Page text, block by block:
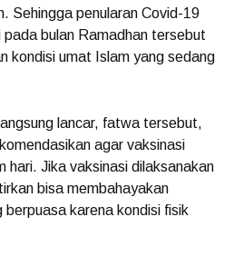
Sehingga penularan Covid-19
bulan Ramadhan tersebut
kondisi umat Islam yang sedang
lancar, fatwa tersebut,
agar vaksinasi
hari. Jika vaksinasi dilaksanakan
bisa membahayakan
karena kondisi fisik